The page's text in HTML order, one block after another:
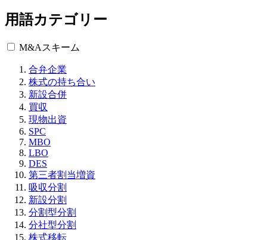
用語カテゴリー
M&Aスキーム
合弁企業
株式の持ち合い
新設合併
買収
現物出資
SPC
MBO
LBO
DES
第三者割当増資
吸収分割
新設分割
分割型分割
分社型分割
株式移転